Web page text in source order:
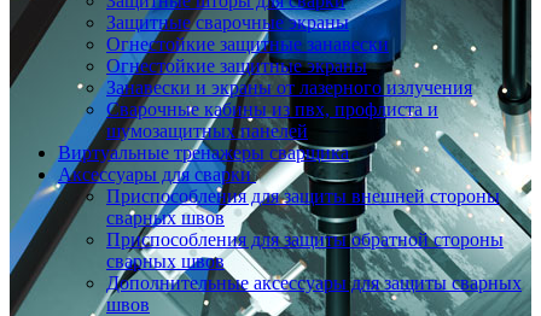
Защитные сварочные экраны
Огнестойкие защитные занавески
Огнестойкие защитные экраны
Занавески и экраны от лазерного излучения
Сварочные кабины из пвх, профлиста и
шумозащитных панелей
Виртуальные тренажеры сварщика
Аксессуары для сварки
Приспособления для защиты внешней стороны
сварных швов
Приспособления для защиты обратной стороны
сварных швов
Дополнительные аксессуары для защиты сварных
швов